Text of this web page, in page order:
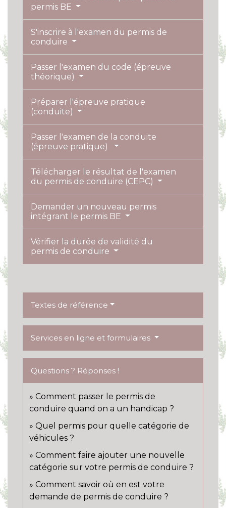
permis BE
S'inscrire à l'examen du permis de
conduire
Passer l'examen du code (épreuve
théorique)
Préparer l'épreuve pratique
(conduite)
Passer l'examen de la conduite
(épreuve pratique)
Télécharger le résultat de l'examen
du permis de conduire (CEPC)
Demander un nouveau permis
intégrant le permis BE
Vérifier la durée de validité du
permis de conduire
Textes de référence
Services en ligne et formulaires
Questions ? Réponses !
Comment passer le permis de
conduire quand on a un handicap ?
Quel permis pour quelle catégorie de
véhicules ?
Comment faire ajouter une nouvelle
catégorie sur votre permis de conduire ?
Comment savoir où en est votre
demande de permis de conduire ?